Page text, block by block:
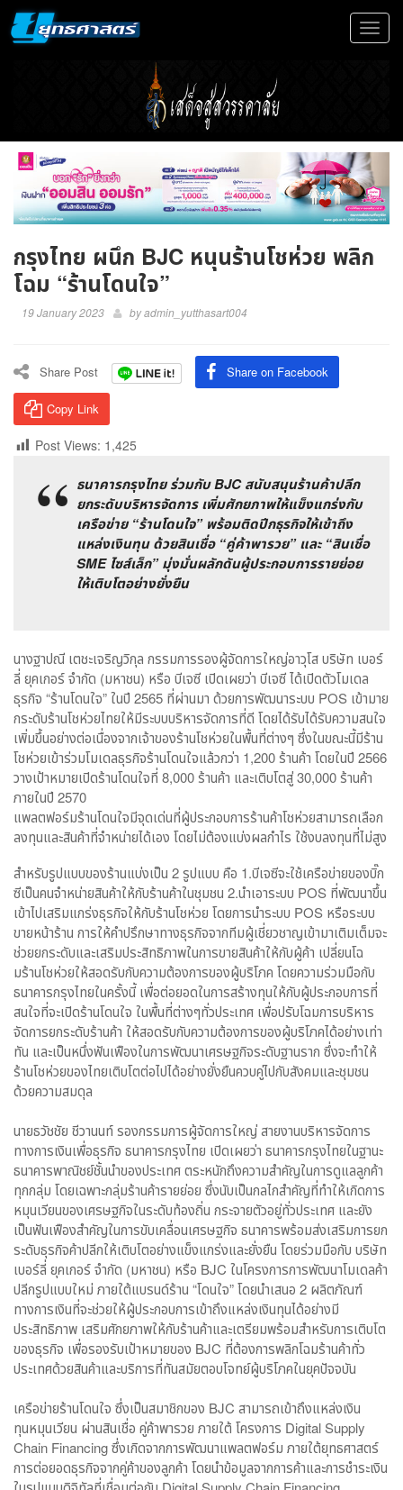
Toggle
กรุงไทย ผนึก BJC หนุนร้านโชห่วย พลิก
โฉม “ร้านโดนใจ”
19 January 2023 byadmin_yutthasart004
Share Post Share on Facebook
Copy Link
Post Views: 1,425
ธนาคารกรุงไทย ร่วมกับ BJC สนับสนุนร้านค้าปลีก
ยกระดับบริหารจัดการ เพิ่มศักยภาพให้แข็งแกร่งกับ
เครือข่าย “ร้านโดนใจ” พร้อมติดปีกธุรกิจให้เข้าถึง
แหล่งเงินทุน ด้วยสินเชื่อ “คู่ค้าพารวย” และ “สินเชื่อ
SME ไซส์เล็ก” มุ่งมั่นผลักดันผู้ประกอบการรายย่อย
ให้เติบโตอย่างยั่งยืน
นางฐาปณี เตชะเจริญวิกุล กรรมการรองผู้จัดการใหญ่อาวุโส บริษัท เบอร์
ลี่ ยุคเกอร์ จำกัด (มหาชน) หรือ บีเจซี เปิดเผยว่า บีเจซี ได้เปิดตัวโมเดล
ธุรกิจ “ร้านโดนใจ” ในปี 2565 ที่ผ่านมา ด้วยการพัฒนาระบบ POS เข้ามาย
กระดับร้านโชห่วยไทยให้มีระบบบริหารจัดการที่ดี โดยได้รับได้รับความสนใจ
เพิ่มขึ้นอย่างต่อเนื่องจากเจ้าของร้านโชห่วยในพื้นที่ต่างๆ ซึ่งในขณะนี้มีร้าน
โชห่วยเข้าร่วมโมเดลธุรกิจร้านโดนใจแล้วกว่า 1,200 ร้านค้า โดยในปี 2566
วางเป้าหมายเปิดร้านโดนใจที่ 8,000 ร้านค้า และเติบโตสู่ 30,000 ร้านค้า
ภายในปี 2570
แพลตฟอร์มร้านโดนใจมีจุดเด่นที่ผู้ประกอบการร้านค้าโชห่วยสามารถเลือก
ลงทุนและสินค้าที่จำหน่ายได้เอง โดยไม่ต้องแบ่งผลกำไร ใช้งบลงทุนที่ไม่สูง
สำหรับรูปแบบของร้านแบ่งเป็น 2 รูปแบบ คือ 1.บีเจซีจะใช้เครือข่ายของบิ๊ก
ซีเป็นคนจำหน่ายสินค้าให้กับร้านค้าในชุมชน 2.นำเอาระบบ POS ที่พัฒนาขึ้น
เข้าไปเสริมแกร่งธุรกิจให้กับร้านโชห่วย โดยการนำระบบ POS หรือระบบ
ขายหน้าร้าน การให้คำปรึกษาทางธุรกิจจากทีมผู้เชี่ยวชาญเข้ามาเติมเต็มจะ
ช่วยยกระดับและเสริมประสิทธิภาพในการขายสินค้าให้กับผู้ค้า เปลี่ยนโฉ
มร้านโชห่วยให้สอดรับกับความต้องการของผู้บริโภค โดยความร่วมมือกับ
ธนาคารกรุงไทยในครั้งนี้ เพื่อต่อยอดในการสร้างทุนให้กับผู้ประกอบการที่
สนใจที่จะเปิดร้านโดนใจ ในพื้นที่ต่างๆทั่วประเทศ เพื่อปรับโฉมการบริหาร
จัดการยกระดับร้านค้า ให้สอดรับกับความต้องการของผู้บริโภคได้อย่างเท่า
ทัน และเป็นหนึ่งฟันเฟืองในการพัฒนาเศรษฐกิจระดับฐานราก ซึ่งจะทำให้
ร้านโชห่วยของไทยเติบโตต่อไปได้อย่างยั่งยืนควบคู่ไปกับสังคมและชุมชน
ด้วยความสมดุล
นายธวัชชัย ชีวานนท์ รองกรรมการผู้จัดการใหญ่ สายงานบริหารจัดการ
ทางการเงินเพื่อธุรกิจ ธนาคารกรุงไทย เปิดเผยว่า ธนาคารกรุงไทยในฐานะ
ธนาคารพาณิชย์ชั้นนำของประเทศ ตระหนักถึงความสำคัญในการดูแลลูกค้า
ทุกกลุ่ม โดยเฉพาะกลุ่มร้านค้ารายย่อย ซึ่งนับเป็นกลไกสำคัญที่ทำให้เกิดการ
หมุนเวียนของเศรษฐกิจในระดับท้องถิ่น กระจายตัวอยู่ทั่วประเทศ และยัง
เป็นฟันเฟืองสำคัญในการขับเคลื่อนเศรษฐกิจ ธนาคารพร้อมส่งเสริมการยก
ระดับธุรกิจค้าปลีกให้เติบโตอย่างแข็งแกร่งและยั่งยืน โดยร่วมมือกับ บริษัท
เบอร์ลี่ ยุคเกอร์ จำกัด (มหาชน) หรือ BJC ในโครงการการพัฒนาโมเดลค้า
ปลีกรูปแบบใหม่ ภายใต้แบรนด์ร้าน “โดนใจ” โดยนำเสนอ 2 ผลิตภัณฑ์
ทางการเงินที่จะช่วยให้ผู้ประกอบการเข้าถึงแหล่งเงินทุนได้อย่างมี
ประสิทธิภาพ เสริมศักยภาพให้กับร้านค้าและเตรียมพร้อมสำหรับการเติบโต
ของธุรกิจ เพื่อรองรับเป้าหมายของ BJC ที่ต้องการพลิกโฉมร้านค้าทั่ว
ประเทศด้วยสินค้าและบริการที่ทันสมัยตอบโจทย์ผู้บริโภคในยุคปัจจบัน
เครือข่ายร้านโดนใจ ซึ่งเป็นสมาชิกของ BJC สามารถเข้าถึงแหล่งเงิน
ทุนหมุนเวียน ผ่านสินเชื่อ คู่ค้าพารวย ภายใต้ โครงการ Digital Supply
Chain Financing ซึ่งเกิดจากการพัฒนาแพลตฟอร์ม ภายใต้ยุทธศาสตร์
การต่อยอดธุรกิจจากคู่ค้าของลูกค้า โดยนำข้อมูลจากการค้าและการชำระเงิน